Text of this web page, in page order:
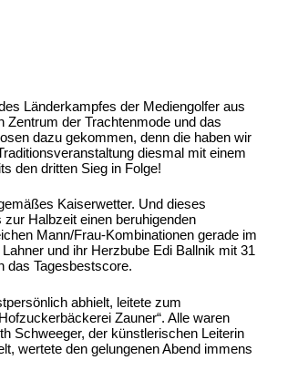
Länderkampfes der Mediengolfer aus
der Trachtenmode und das
dazu gekommen, denn die haben wir
diesmal mit einem
den dritten Sieg in Folge!
Kaiserwetter. Und dieses
Halbzeit einen beruhigenden
Mann/Frau-Kombinationen gerade im
und ihr Herzbube Edi Ballnik mit 31
das Tagesbestscore.
abhielt, leitete zum
Zauner“. Alle waren
Schweeger, der künstlerischen Leiterin
wertete den gelungenen Abend immens